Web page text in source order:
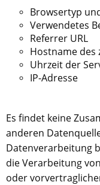
Browsertyp
Verwendetes
Referrer URL
Hostname des
Uhrzeit der
IP-Adresse
Es findet keine
anderen
Datenverarbeitung
die Verarbeitung
oder